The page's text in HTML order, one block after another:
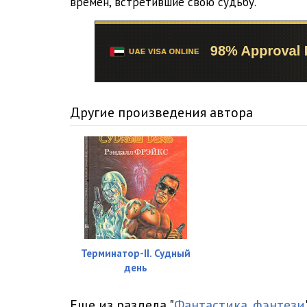
Другие произведения автора
Терминатор-II. Судный
день